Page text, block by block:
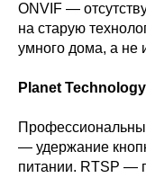
ONVIF —
на старую
умного дома, а не
Planet Technology
— удержание
питании. RTSP —